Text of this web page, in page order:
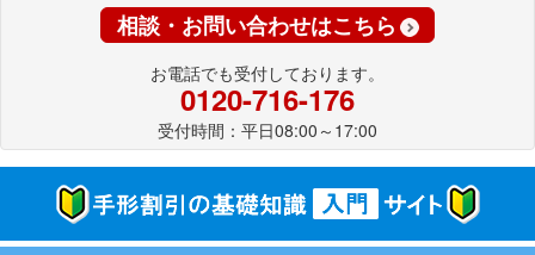
相談・お問い合わせはこちら
お電話でも受付しております。
0120-716-176
受付時間：平日08:00～17:00